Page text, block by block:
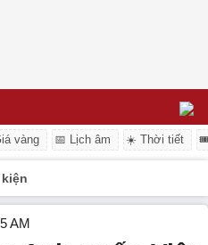
vàng 📅 Lịch âm ☀️ Thời tiết
AM